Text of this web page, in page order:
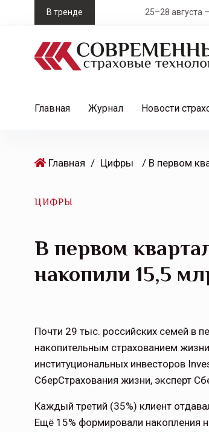
k
В тренде 25–28 августа — MIMS
Главная Журнал Новости
Главная / Цифры
ЦИФРЫ
В первом
накопили 15,5
Почти 29 тыс. российских семей в
накопительным страхованием
институциональных инвесторов
СберСтрахования жизни, эксперт
Каждый третий (35%) клиент
Ещё 15% формировали накопления